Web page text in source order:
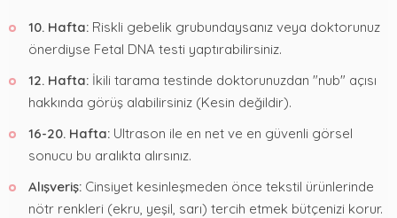
10. Hafta: Riskli gebelik grubundaysanız veya doktorunuz
önerdiyse Fetal DNA testi yaptırabilirsiniz.
12. Hafta: İkili tarama testinde doktorunuzdan "nub" açısı
hakkında görüş alabilirsiniz (Kesin değildir).
16-20. Hafta: Ultrason ile en net ve en güvenli görsel
sonucu bu aralıkta alırsınız.
Alışveriş: Cinsiyet kesinleşmeden önce tekstil ürünlerinde
nötr renkleri (ekru, yeşil, sarı) tercih etmek bütçenizi korur.